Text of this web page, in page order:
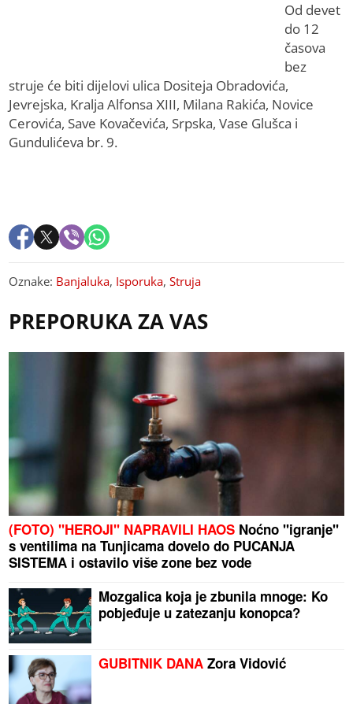
Od devet
do 12
časova
bez
struje će biti dijelovi ulica Dositeja Obradovića,
Jevrejska, Kralja Alfonsa XIII, Milana Rakića, Novice
Cerovića, Save Kovačevića, Srpska, Vase Glušca i
Gundulićeva br. 9.
Oznake: Banjaluka, Isporuka,Struja
PREPORUKA ZA VAS
(FOTO) "HEROJI" NAPRAVILI HAOS Noćno "igranje"
s ventilima na Tunjicama dovelo do PUCANJA
SISTEMA i ostavilo više zone bez vode
Mozgalica koja je zbunila mnoge: Ko
pobjeđuje u zatezanju konopca?
GUBITNIK DANA Zora Vidović